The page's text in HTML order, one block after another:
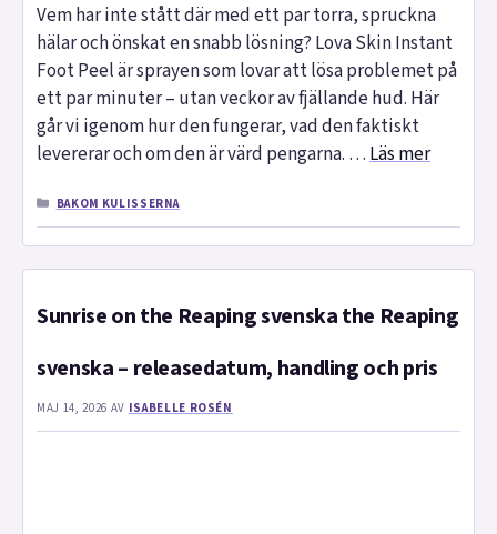
Vem har inte stått där med ett par torra, spruckna
hälar och önskat en snabb lösning? Lova Skin Instant
Foot Peel är sprayen som lovar att lösa problemet på
ett par minuter – utan veckor av fjällande hud. Här
går vi igenom hur den fungerar, vad den faktiskt
levererar och om den är värd pengarna. … Läs mer
KATEGORIER
BAKOM KULISSERNA
Sunrise on the Reaping svenska the Reaping
svenska – releasedatum, handling och pris
MAJ 14, 2026 AV ISABELLE ROSÉN